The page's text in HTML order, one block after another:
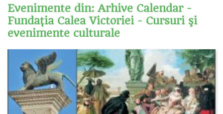
Evenimente din: Arhive Calendar -
Fundaţia Calea Victoriei - Cursuri şi
evenimente culturale